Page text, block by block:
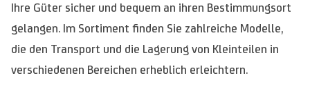
Ihre Güter sicher und bequem an ihren Bestimmungsort
gelangen. Im Sortiment finden Sie zahlreiche Modelle,
die den Transport und die Lagerung von Kleinteilen in
verschiedenen Bereichen erheblich erleichtern.